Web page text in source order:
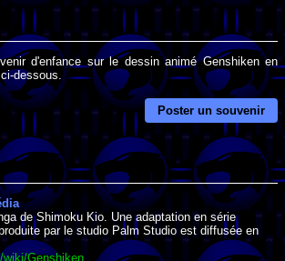
d'enfance sur le dessin animé Genshiken en
dessous.
Poster un souvenir
de Shimoku Kio. Une adaptation en série
par le studio Palm Studio est diffusée en
wiki/Genshiken